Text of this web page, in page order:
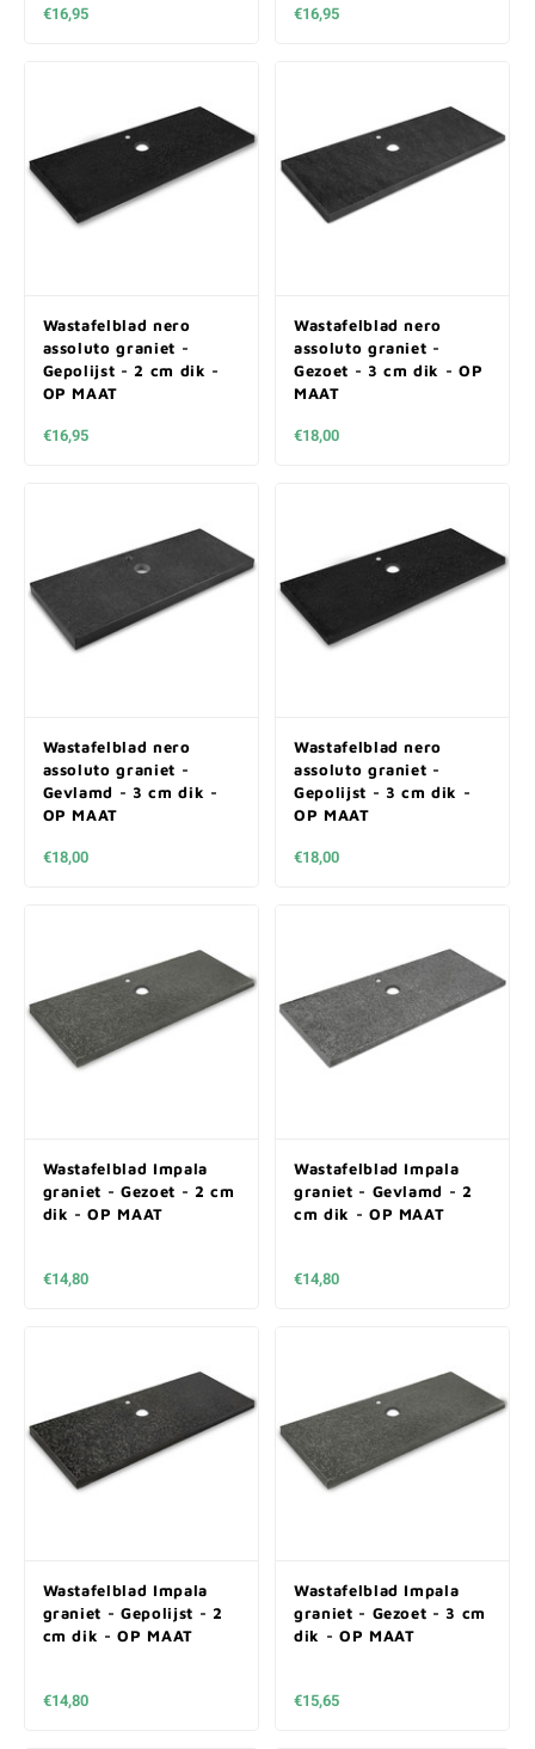
€16,95 €16,95
Wastafelblad nero
assoluto graniet -
Gepolijst - 2 cm dik -
OP MAAT
€16,95
Wastafelblad nero
assoluto graniet -
Gezoet - 3 cm dik - OP
MAAT
€18,00
Wastafelblad nero
assoluto graniet -
Gevlamd - 3 cm dik -
OP MAAT
€18,00
Wastafelblad nero
assoluto graniet -
Gepolijst - 3 cm dik -
OP MAAT
€18,00
Wastafelblad Impala
graniet - Gezoet - 2 cm
dik - OP MAAT
€14,80
Wastafelblad Impala
graniet - Gevlamd - 2
cm dik - OP MAAT
€14,80
Wastafelblad Impala
graniet - Gepolijst - 2
cm dik - OP MAAT
€14,80
Wastafelblad Impala
graniet - Gezoet - 3 cm
dik - OP MAAT
€15,65